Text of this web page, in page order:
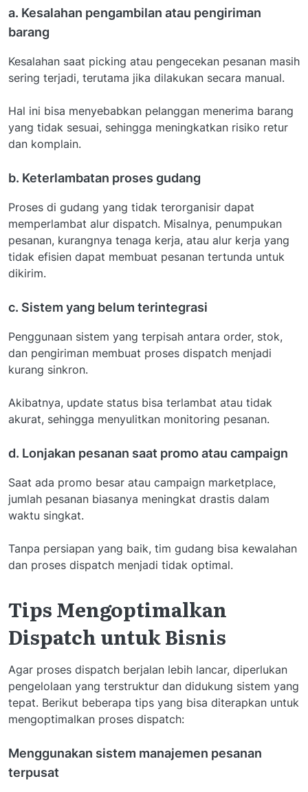
a. Kesalahan pengambilan atau pengiriman
barang
Kesalahan saat picking atau pengecekan pesanan masih
sering terjadi, terutama jika dilakukan secara manual.
Hal ini bisa menyebabkan pelanggan menerima barang
yang tidak sesuai, sehingga meningkatkan risiko retur
dan komplain.
b. Keterlambatan proses gudang
Proses di gudang yang tidak terorganisir dapat
memperlambat alur dispatch. Misalnya, penumpukan
pesanan, kurangnya tenaga kerja, atau alur kerja yang
tidak efisien dapat membuat pesanan tertunda untuk
dikirim.
c. Sistem yang belum terintegrasi
Penggunaan sistem yang terpisah antara order, stok,
dan pengiriman membuat proses dispatch menjadi
kurang sinkron.
Akibatnya, update status bisa terlambat atau tidak
akurat, sehingga menyulitkan monitoring pesanan.
d. Lonjakan pesanan saat promo atau campaign
Saat ada promo besar atau campaign marketplace,
jumlah pesanan biasanya meningkat drastis dalam
waktu singkat.
Tanpa persiapan yang baik, tim gudang bisa kewalahan
dan proses dispatch menjadi tidak optimal.
Tips Mengoptimalkan
Dispatch untuk Bisnis
Agar proses dispatch berjalan lebih lancar, diperlukan
pengelolaan yang terstruktur dan didukung sistem yang
tepat. Berikut beberapa tips yang bisa diterapkan untuk
mengoptimalkan proses dispatch:
Menggunakan sistem manajemen pesanan
terpusat